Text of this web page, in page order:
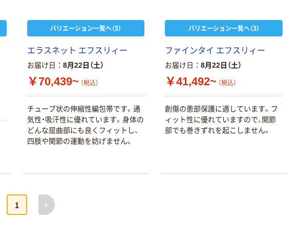
バリエーション一覧へ（5）
エラスネット エフスリィー
お届け日 8月22日（土）
￥70,439~ （税込）
チューブ状の伸縮性編包帯です。通
気性・吸汗性に優れています。身体の
どんな屈曲部にも良くフィットし、
四肢や関節の運動を妨げません。
バリエーション一覧へ（3）
ファインタイ エフスリィー
お届け日 8月22日（土）
￥41,492~ （税込）
創傷の患部保護に適しています。フ
ィット性に優れていますので、関節
部でも巻きずれを起こしません。
1
次へ